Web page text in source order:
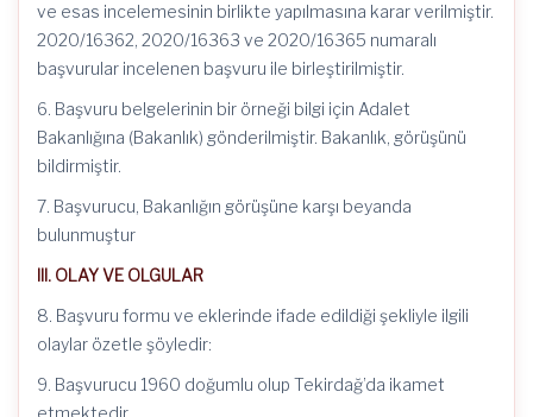
ve esas incelemesinin birlikte yapılmasına karar verilmiştir.
2020/16362, 2020/16363 ve 2020/16365 numaralı
başvurular incelenen başvuru ile birleştirilmiştir.
6. Başvuru belgelerinin bir örneği bilgi için Adalet
Bakanlığına (Bakanlık) gönderilmiştir. Bakanlık, görüşünü
bildirmiştir.
7. Başvurucu, Bakanlığın görüşüne karşı beyanda
bulunmuştur
III. OLAY VE OLGULAR
8. Başvuru formu ve eklerinde ifade edildiği şekliyle ilgili
olaylar özetle şöyledir:
9. Başvurucu 1960 doğumlu olup Tekirdağ’da ikamet
etmektedir.